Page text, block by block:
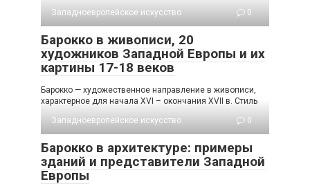
Западноевропейское искусство
0
Барокко в живописи, 20
художников Западной Европы и их
картины 17-18 веков
Барокко — художественное направление в живописи,
характерное для начала XVI – окончания XVII в. Стиль
Западноевропейское искусство
0
Барокко в архитектуре: примеры
зданий и представители Западной
Европы